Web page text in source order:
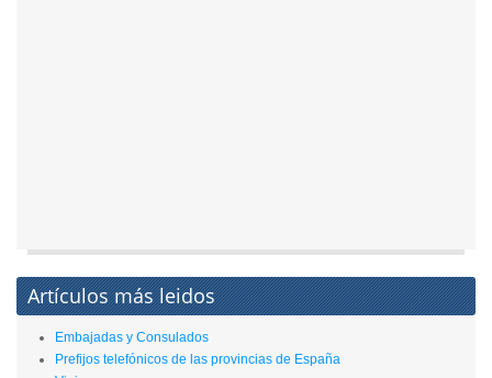
Artículos más leidos
Embajadas y Consulados
Prefijos telefónicos de las provincias de España